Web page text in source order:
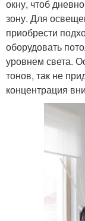
окну, чтоб
зону. Для
приобрести
оборудовать
уровнем света.
тонов, так не
концентрация